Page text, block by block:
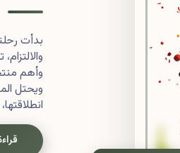
وأهم
ويحتل